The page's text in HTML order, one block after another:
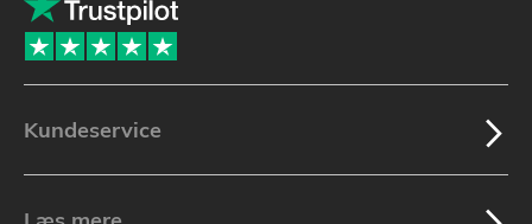
Kundeservice